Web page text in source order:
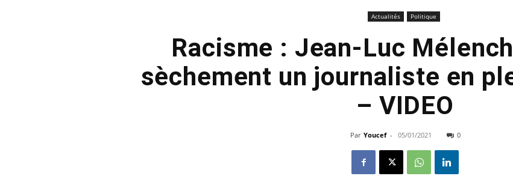
Actualités Politique
Racisme : Jean-Luc
sèchement un journaliste en
– VIDEO
Par Youcef - 05/01/2021 0